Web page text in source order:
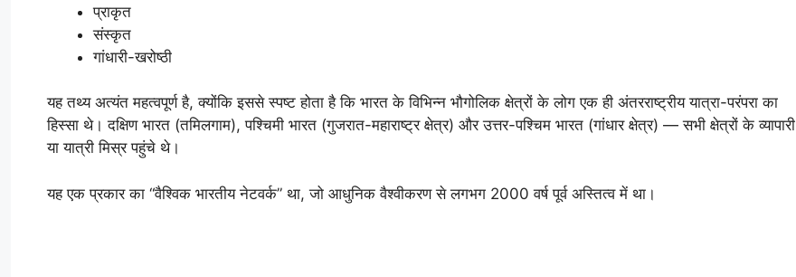
प्राकृत
संस्कृत
गांधारी-खरोष्ठी
यह तथ्य अत्यंत महत्वपूर्ण है, क्योंकि इससे स्पष्ट होता है कि भारत के विभिन्न भौगोलिक क्षेत्रों के लोग एक ही अंतरराष्ट्रीय यात्रा-परंपरा का
हिस्सा थे। दक्षिण भारत (तमिलगाम), पश्चिमी भारत (गुजरात-महाराष्ट्र क्षेत्र) और उत्तर-पश्चिम भारत (गांधार क्षेत्र) — सभी क्षेत्रों के व्यापारी
या यात्री मिस्र पहुंचे थे।
यह एक प्रकार का “वैश्विक भारतीय नेटवर्क” था, जो आधुनिक वैश्वीकरण से लगभग 2000 वर्ष पूर्व अस्तित्व में था।